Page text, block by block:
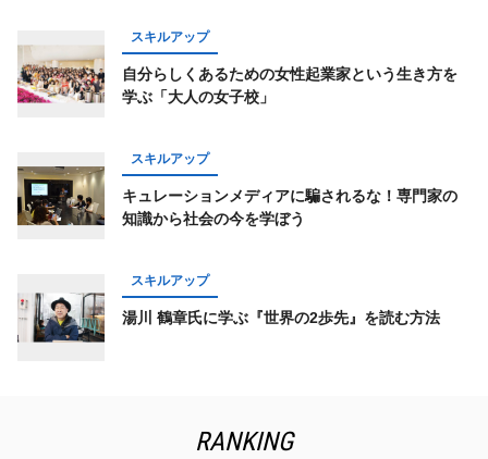
スキルアップ
自分らしくあるための女性起業家という生き方を
学ぶ「大人の女子校」
スキルアップ
キュレーションメディアに騙されるな！専門家の
知識から社会の今を学ぼう
スキルアップ
湯川 鶴章氏に学ぶ『世界の2歩先』を読む方法
RANKING